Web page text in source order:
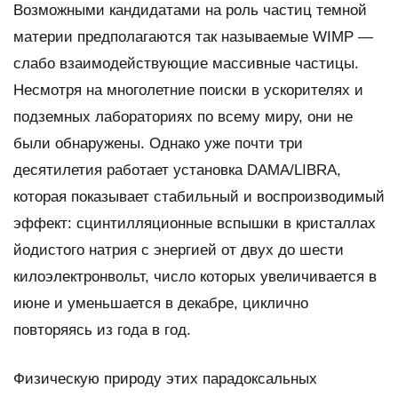
Возможными кандидатами на роль частиц темной
материи предполагаются так называемые WIMP —
слабо взаимодействующие массивные частицы.
Несмотря на многолетние поиски в ускорителях и
подземных лабораториях по всему миру, они не
были обнаружены. Однако уже почти три
десятилетия работает установка DAMA/LIBRA,
которая показывает стабильный и воспроизводимый
эффект: сцинтилляционные вспышки в кристаллах
йодистого натрия с энергией от двух до шести
килоэлектронвольт, число которых увеличивается в
июне и уменьшается в декабре, циклично
повторяясь из года в год.
Физическую природу этих парадоксальных